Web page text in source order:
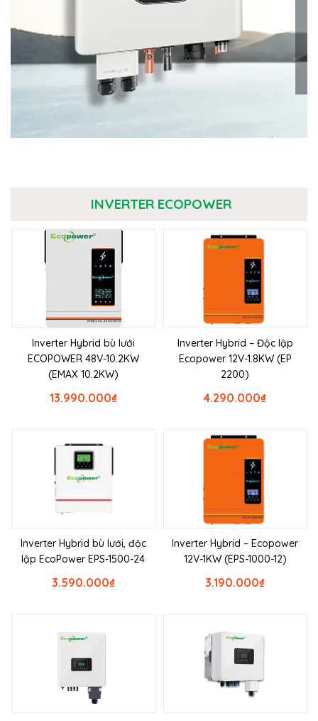
INVERTER ECOPOWER
Inverter Hybrid bù lưới
ECOPOWER 48V-10.2KW
(EMAX 10.2KW)
₫
13.990.000
Inverter Hybrid – Độc lập
Ecopower 12V-1.8KW (EP
2200)
₫
4.290.000
Inverter Hybrid bù lưới, độc
lập EcoPower EPS-1500-24
₫
3.590.000
Inverter Hybrid – Ecopower
12V-1KW (EPS-1000-12)
₫
3.190.000